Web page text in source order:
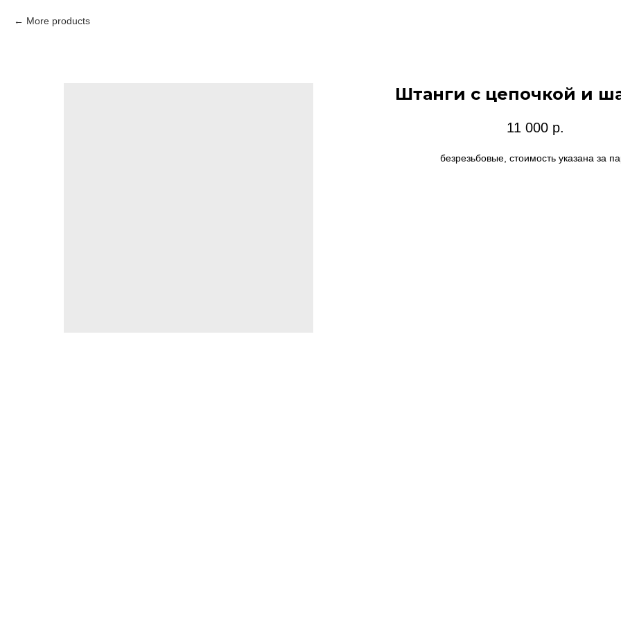
More products
Штанги с цепочкой и
11 000 р.
безрезьбовые, стоимость указана за